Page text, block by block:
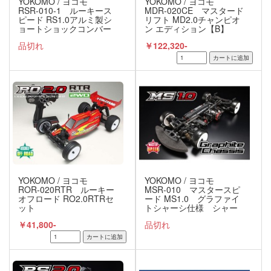
RSR-010-1 ルーキース
ピード RS1.0アルミ製シ
ョートショックコンバー
ジョン付きキット
品切れ
MDR-020CE マスタード
リフト MD2.0チャンピオ
ン エディション【B】
￥122,320-
YOKOMO / ヨコモ
ROR-020RTR ルーキー
オフロード RO2.0RTRセ
ット
￥41,800-
YOKOMO / ヨコモ
MSR-010 マスタースピ
ード MS1.0 グラファイ
トシャーシ仕様 シャー
シキット
品切れ